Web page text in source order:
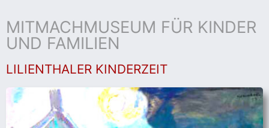
MITMACHMUSEUM FÜR KINDER
UND FAMILIEN
LILIENTHALER KINDERZEIT